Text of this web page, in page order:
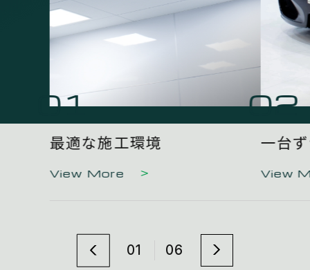
01 06
01
最適な施工環境
View More
02
一台
View